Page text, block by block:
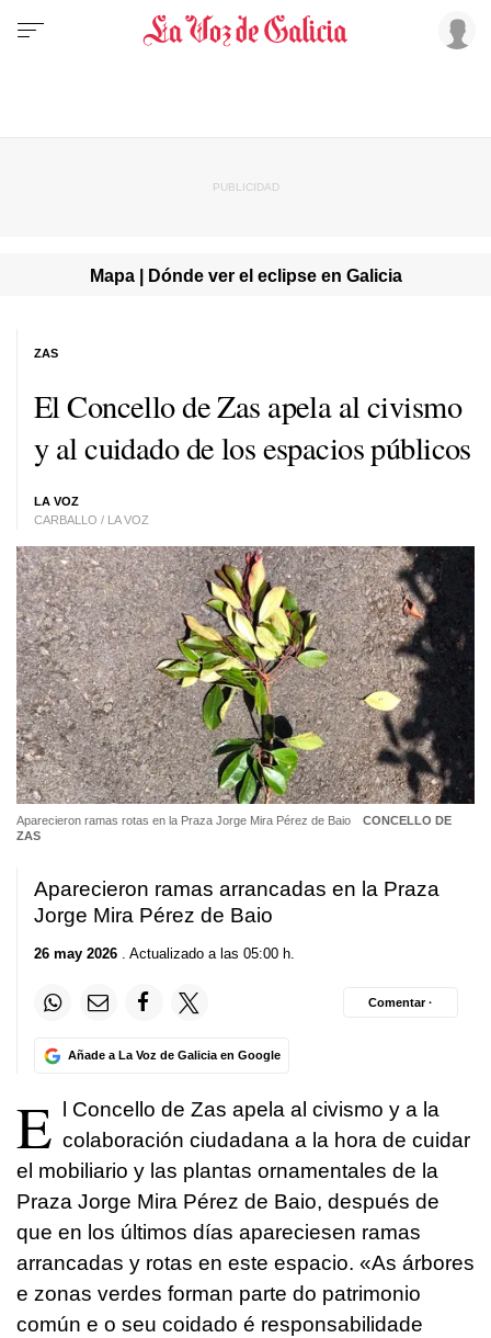
Mapa | Dónde ver el eclipse en Galicia
El Concello de Zas apela al civismo
y al cuidado de los espacios públicos
LA VOZ
CARBALLO / LA VOZ
ZAS
Aparecieron ramas rotas en la Praza Jorge Mira Pérez de Baio
CONCELLO DE
ZAS
Aparecieron ramas arrancadas en la Praza
Jorge Mira Pérez de Baio
26 may 2026 . Actualizado a las 05:00 h.
Añade a La Voz de Galicia en Google
Comentar ·
E
l Concello de Zas apela al civismo y a la
colaboración ciudadana a la hora de cuidar
el mobiliario y las plantas ornamentales de la
Praza Jorge Mira Pérez de Baio, después de
que en los últimos días apareciesen ramas
arrancadas y rotas en este espacio. «As árbores
e zonas verdes forman parte do patrimonio
común e o seu coidado é responsabilidade